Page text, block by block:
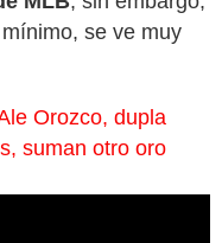
se ve muy
Orozco, dupla
suman otro oro